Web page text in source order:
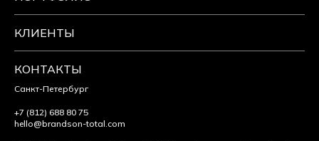
КЛИЕНТЫ
КОНТАКТЫ
Санкт-Петербург
+7 (812) 688 80 75
hello@brandson-total.com